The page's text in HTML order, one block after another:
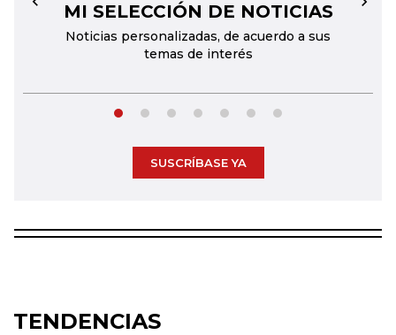
MI SELECCIÓN DE NOTICIAS
Noticias personalizadas, de acuerdo a sus
temas de interés
← →
SUSCRÍBASE YA
TENDENCIAS